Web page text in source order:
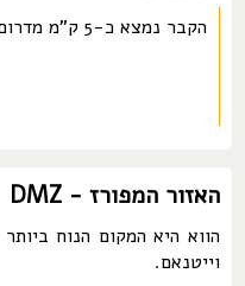
הקבר נמצא כ-5 ק"מ מדרום לעיר הווא.
האזור המפורז - DMZ
הווא היא המקום הנוח
וייטנאם.